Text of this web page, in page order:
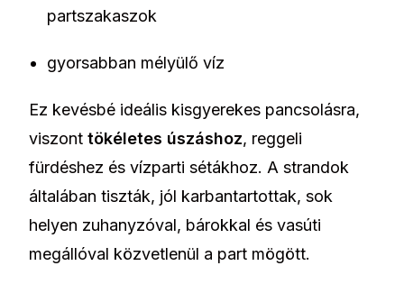
partszakaszok
gyorsabban mélyülő víz
Ez kevésbé ideális kisgyerekes pancsolásra,
viszonttökéletes úszáshoz, reggeli
fürdéshez és vízparti sétákhoz. A strandok
általában tiszták, jól karbantartottak, sok
helyen zuhanyzóval, bárokkal és vasúti
megállóval közvetlenül a part mögött.